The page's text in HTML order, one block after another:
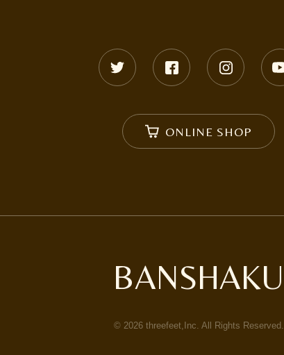
ONLINE SHOP
BANSHAKU
© 2026threefeet,Inc. All Rights Reserved.